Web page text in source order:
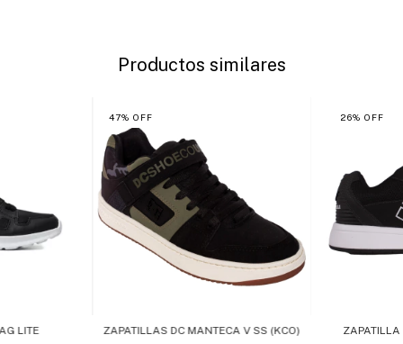
Productos similares
LITE
47% OFF
ZAPATILLAS DC MANTECA V SS (KCO)
26%OFF
ZAPATILLA